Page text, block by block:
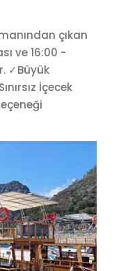
çıkan
ve 16:00 -
✓Büyük
İçecek